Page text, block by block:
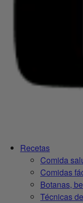
Recetas
Comida
Comidas
Botanas,
Técnicas